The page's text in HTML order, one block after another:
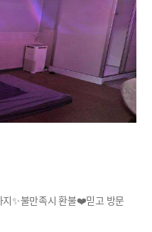
✨불만족시 환불❤️믿고 방문